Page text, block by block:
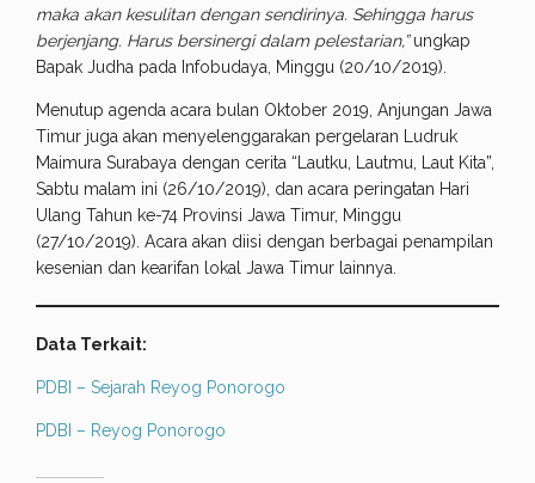
maka akan kesulitan dengan sendirinya. Sehingga harus
berjenjang. Harus bersinergi dalam pelestarian,”ungkap
Bapak Judha pada Infobudaya, Minggu (20/10/2019).
Menutup agenda acara bulan Oktober 2019, Anjungan Jawa
Timur juga akan menyelenggarakan pergelaran Ludruk
Maimura Surabaya dengan cerita “Lautku, Lautmu, Laut Kita”,
Sabtu malam ini (26/10/2019), dan acara peringatan Hari
Ulang Tahun ke-74 Provinsi Jawa Timur, Minggu
(27/10/2019). Acara akan diisi dengan berbagai penampilan
kesenian dan kearifan lokal Jawa Timur lainnya.
Data Terkait:
PDBI – Sejarah Reyog Ponorogo
PDBI – Reyog Ponorogo